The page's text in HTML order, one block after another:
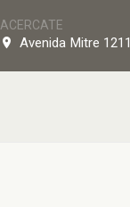
ACERCATE
Avenida Mitre 1211